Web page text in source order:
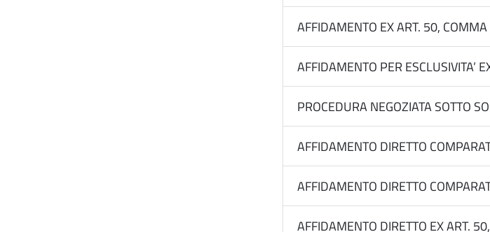
AFFIDAMENTO EX ART. 50,
AFFIDAMENTO PER ESCLUSIVITA’
PROCEDURA NEGOZIATA SOTTO
AFFIDAMENTO DIRETTO
AFFIDAMENTO DIRETTO
AFFIDAMENTO DIRETTO EX ART.